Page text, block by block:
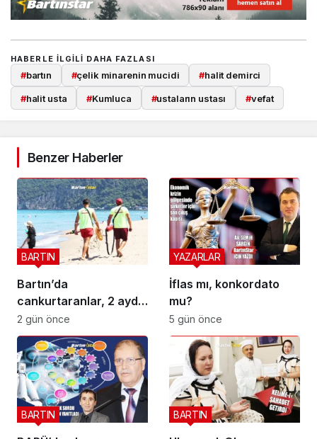
HABERLE ILGILI DAHA FAZLASI
#bartın #çelik minarenin mucidi #halit demirci
#halit usta #Kumluca #ustaların ustası #vefat
Benzer Haberler
Bartın’da
cankurtaranlar, 2 ayda
bakın kaç hayat
kurtardı?
BARTIN
2 gün önce
İflas mı, konkordato
mu?
YAZARLAR
5 gün önce
BARTIN BARTIN